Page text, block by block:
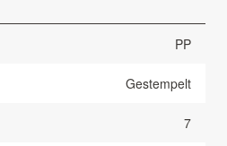
PP
Gestempelt
7